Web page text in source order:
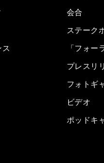
会合
ステーク
「フォー
プレスリ
フォトギ
ビデオ
ポッドキ